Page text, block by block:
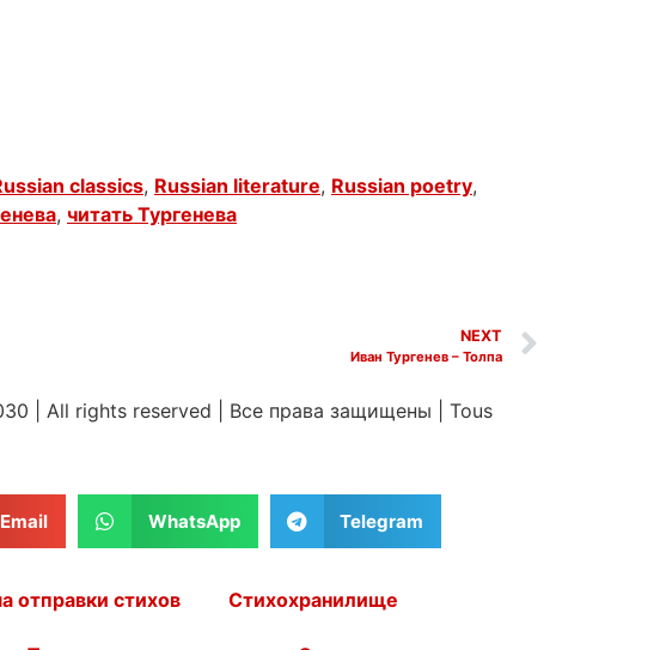
classics, Russian literature, Russian poetry,
, читать Тургенева
NEXT
Иван Тургенев – Толпа
All rights reserved Все права защищены
Tous
Email WhatsApp Telegram
отправки стихов Стихохранилище